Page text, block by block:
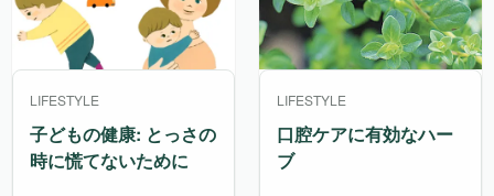
LIFESTYLE
子どもの健康: とっさの
時に慌てないために
LIFESTYLE
口腔ケアに有効なハー
ブ